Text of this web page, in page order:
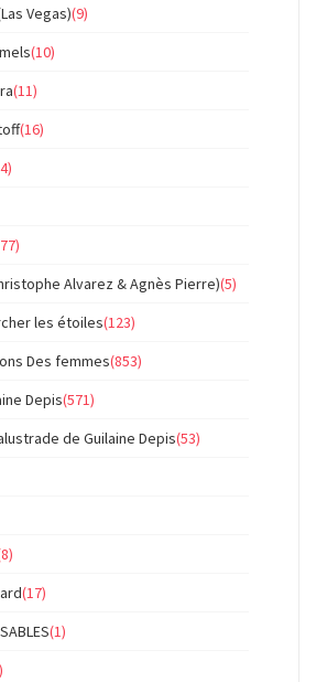
Vegas)(9)
(10)
(11)
(16)
Alvarez & Agnès Pierre)(5)
les étoiles(123)
Des femmes(853)
Depis(571)
de Guilaine Depis(53)
(17)
(1)